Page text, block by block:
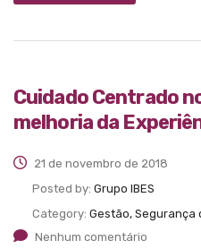
Cuidado Centrado
melhoria da
21 de novembro de 2018
Posted by: Grupo IBES
Category: Gestão, Segurança
Nenhum comentário